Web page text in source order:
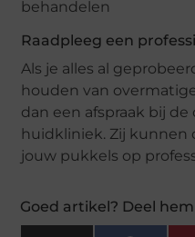
behandelen
Raadpleeg een
Als je alles al
houden van
dan een afspraak bij
huidkliniek. Zij kunnen
jouw pukkels op
Goed artikel? Deel